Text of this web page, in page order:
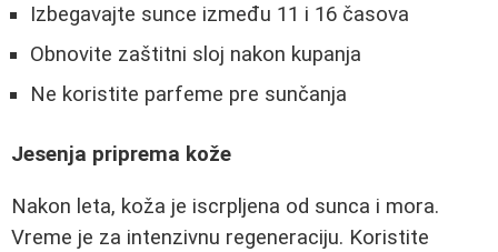
Izbegavajte sunce između 11 i 16 časova
Obnovite zaštitni sloj nakon kupanja
Ne koristite parfeme pre sunčanja
Jesenja priprema kože
Nakon leta, koža je iscrpljena od sunca i mora.
Vreme je za intenzivnu regeneraciju. Koristite